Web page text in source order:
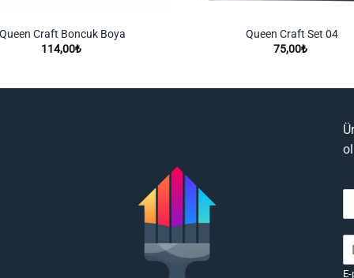
Queen Craft Boncuk Boya
114,00₺
Queen Craft Set 04
75,00₺